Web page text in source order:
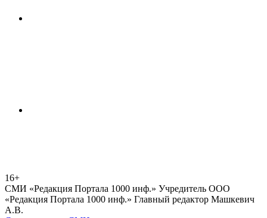
16+
СМИ «Редакция Портала 1000 инф.» Учредитель ООО
«Редакция Портала 1000 инф.» Главный редактор Машкевич
А.В.